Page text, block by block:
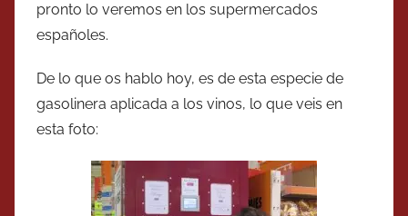
pronto lo veremos en los supermercados
españoles.
De lo que os hablo hoy, es de esta especie de
gasolinera aplicada a los vinos, lo que veis en
esta foto: